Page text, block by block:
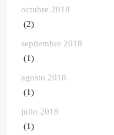
octubre 2018
(2)
septiembre 2018
(1)
agosto 2018
(1)
julio 2018
(1)